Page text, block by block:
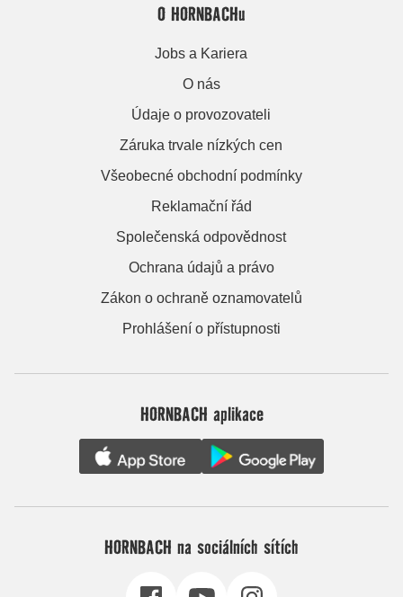
O HORNBACHu
Jobs a Kariera
O nás
Údaje o provozovateli
Záruka trvale nízkých cen
Všeobecné obchodní podmínky
Reklamační řád
Společenská odpovědnost
Ochrana údajů a právo
Zákon o ochraně oznamovatelů
Prohlášení o přístupnosti
HORNBACH aplikace
HORNBACH na sociálních sítích